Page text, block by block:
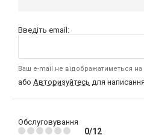
Введіть email:
Ваш e-mail не відображатиметься на
або Авторизуйтесь для
Обслуговування
0/12